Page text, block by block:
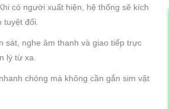
có người xuất hiện, hệ thống sẽ kích
đối.
sát, nghe âm thanh và giao tiếp trực
lý từ xa.
chóng mà không cần gắn sim vật